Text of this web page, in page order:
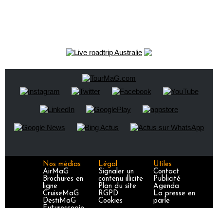
Nos médias
AirMaG
Brochures en
ligne
CruiseMaG
DestiMaG
Légal
Signaler un
contenu illicite
Plan du site
RGPD
Cookies
Utiles
Contact
Publicité
Agenda
La presse en
parle